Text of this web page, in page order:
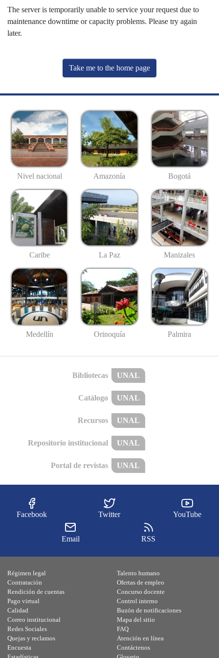
The server is temporarily unable to service your request due to
maintenance downtime or capacity problems. Please try again
later.
Take me to the home page
Nivel nacional Amazonía Bogotá
Caribe La Paz Manizales
Medellín Orinoquía Palmira
Bibliotecas UNAL
Catálogo UNAL
Recursos UNAL
Repositorio institucional UNAL
Portal de revistas UNAL
Facebook Twitter YouTube
Email RSS
Régimen legal
Contratación
Rendición de cuentas
Pago virtual
Calidad
Talento humano
Ofertas de empleo
Concurso docente
Control interno
Buzón de notificaciones
Correo institucional
Redes Sociales
Quejas y reclamos
Encuesta
Mapa del sitio
FAQ
Atención en línea
Contáctenos